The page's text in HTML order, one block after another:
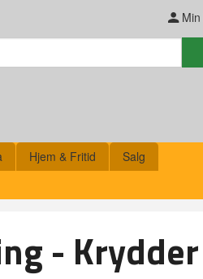
Hjem & Fritid Salg
- Krydder